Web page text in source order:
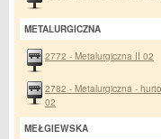
METALURGICZNA
2772 - Metalurgiczna II 02
2782 - Metalurgiczna -
02
MEŁGIEWSKA